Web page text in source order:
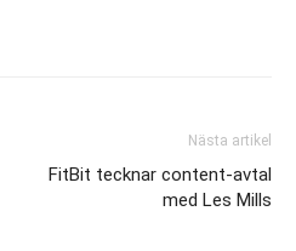
Nästa artikel
FitBit tecknar content-avtal
med Les Mills